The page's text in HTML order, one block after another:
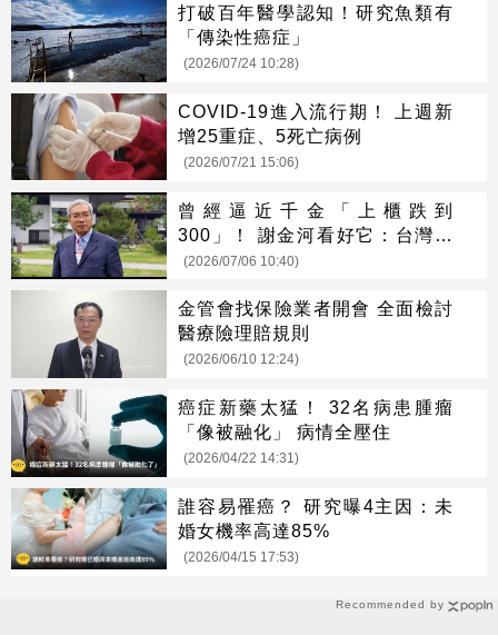
Recommended by
打破百年醫學認知！研究魚類有
「傳染性癌症」
(2026/07/24 10:28)
COVID-19進入流行期！ 上週新
增25重症、5死亡病例
(2026/07/21 15:06)
曾經逼近千金「上櫃跌到
300」！ 謝金河看好它：台灣生
技的下一道光
(2026/07/06 10:40)
金管會找保險業者開會 全面檢討
醫療險理賠規則
(2026/06/10 12:24)
癌症新藥太猛！ 32名病患腫瘤
「像被融化」 病情全壓住
(2026/04/22 14:31)
誰容易罹癌？ 研究曝4主因：未
婚女機率高達85%
(2026/04/15 17:53)